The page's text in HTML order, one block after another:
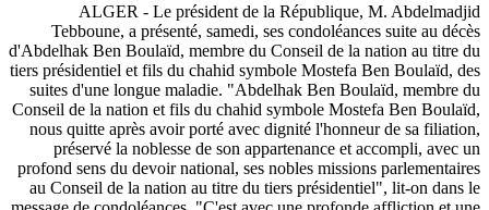
ALGER - Le président de la République, M. Abdelmadjid
Tebboune, a présenté, samedi, ses condoléances suite au décès
d'Abdelhak Ben Boulaïd, membre du Conseil de la nation au titre du
tiers présidentiel et fils du chahid symbole Mostefa Ben Boulaïd, des
suites d'une longue maladie. "Abdelhak Ben Boulaïd, membre du
Conseil de la nation et fils du chahid symbole Mostefa Ben Boulaïd,
nous quitte après avoir porté avec dignité l'honneur de sa filiation,
préservé la noblesse de son appartenance et accompli, avec un
profond sens du devoir national, ses nobles missions parlementaires
au Conseil de la nation au titre du tiers présidentiel", lit-on dans le